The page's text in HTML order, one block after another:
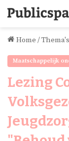
Home /Thema's
Maatschappelijk
Lezing